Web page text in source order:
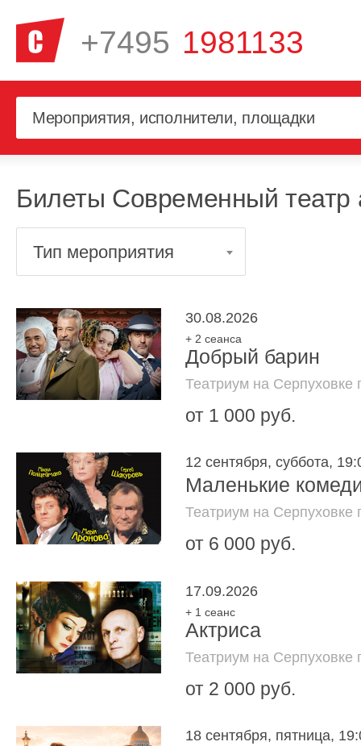
+7495 1981133
Билеты Современный театр
Тип мероприятия
30.08.2026
+ 2 сеанса
Добрый барин
Театриум на Серпуховке
от 1 000 руб.
12 сентября, суббота,
Маленькие
Театриум на Серпуховке
от 6 000 руб.
17.09.2026
+ 1 сеанс
Актриса
Театриум на Серпуховке
от 2 000 руб.
18 сентября, пятница,